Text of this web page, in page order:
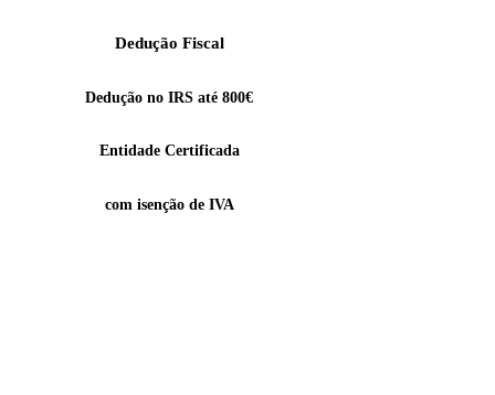
Dedução Fiscal
Dedução no IRS até 800€
Entidade Certificada
com isenção de IVA